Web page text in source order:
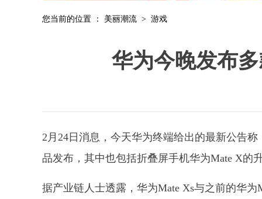
您当前的位置 ： 美丽潮流 > 游戏
华为今晚发布
2月24日消息，今天华为终端给出的最新公告
品发布，其中也包括折叠屏手机华为Mate X的
据产业链人士透露，华为Mate Xs与之前的华